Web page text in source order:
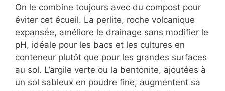
On le combine toujours avec du compost pour
éviter cet écueil. La perlite, roche volcanique
expansée, améliore le drainage sans modifier le
pH, idéale pour les bacs et les cultures en
conteneur plutôt que pour les grandes surfaces
au sol. L’argile verte ou la bentonite, ajoutées à
un sol sableux en poudre fine, augmentent sa